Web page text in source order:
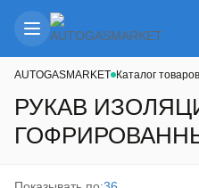
AUTOGASMARKET Каталог товаров
РУКАВ